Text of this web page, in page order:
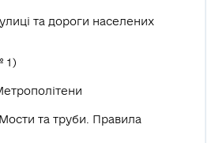
та дороги населених
1)
та труби. Правила